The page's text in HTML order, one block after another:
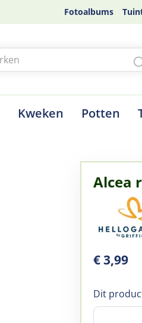
Fotoalbums
Kweken Potten
Alcea
€3,99
Dit